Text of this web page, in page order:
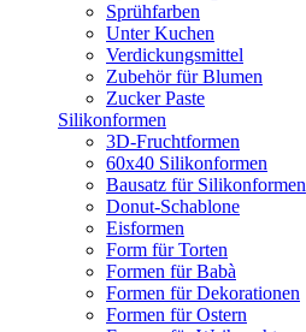
Sprühfarben
Unter Kuchen
Verdickungsmittel
Zubehör für Blumen
Zucker Paste
Silikonformen
3D-Fruchtformen
60x40 Silikonformen
Bausatz für Silikonformen
Donut-Schablone
Eisformen
Form für Torten
Formen für Babà
Formen für Dekorationen
Formen für Ostern